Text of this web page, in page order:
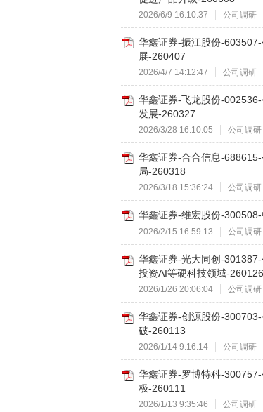
2026/6/9 16:10:37 公司调研
华鑫证券-振江股份-
展-260407
2026/4/7 14:12:47 公司调研
华鑫证券-飞龙股份-
发展-260327
2026/3/28 16:10:05 公司调研
华鑫证券-合合信息-
局-260318
2026/3/18 15:36:24 公司调研
华鑫证券-维宏股份-
2026/2/15 16:59:13 公司调研
华鑫证券-光大同创-
投资AI等硬科技领域-260126
2026/1/26 20:06:04 公司调研
华鑫证券-创源股份-
破-260113
2026/1/14 9:16:14 公司调研
华鑫证券-罗博特科-
极-260111
2026/1/13 9:35:46 公司调研